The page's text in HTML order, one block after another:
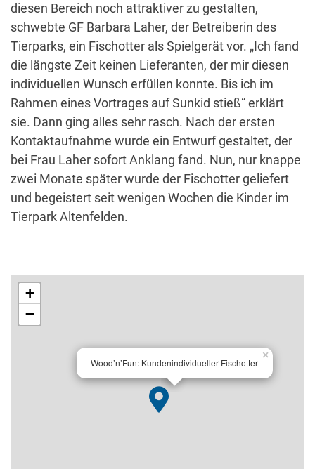
diesen Bereich noch attraktiver zu gestalten,
schwebte GF Barbara Laher, der Betreiberin des
Tierparks, ein Fischotter als Spielgerät vor. „Ich fand
die längste Zeit keinen Lieferanten, der mir diesen
individuellen Wunsch erfüllen konnte. Bis ich im
Rahmen eines Vortrages auf Sunkid stieß“ erklärt
sie. Dann ging alles sehr rasch. Nach der ersten
Kontaktaufnahme wurde ein Entwurf gestaltet, der
bei Frau Laher sofort Anklang fand. Nun, nur knappe
zwei Monate später wurde der Fischotter geliefert
und begeistert seit wenigen Wochen die Kinder im
Tierpark Altenfelden.
Wood’n’Fun: Kundenindividueller Fischotter
×
+
−